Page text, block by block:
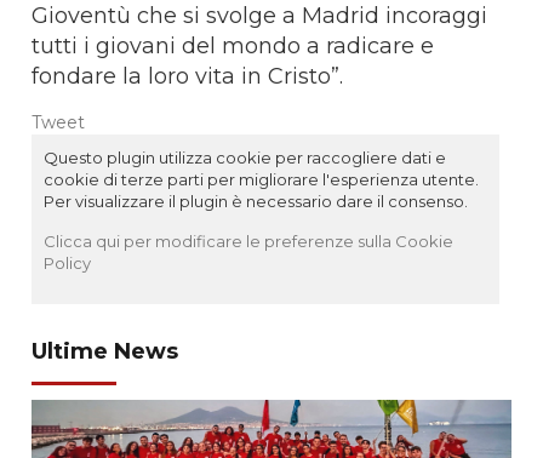
Gioventù che si svolge a Madrid incoraggi
tutti i giovani del mondo a radicare e
fondare la loro vita in Cristo”.
Tweet
Questo plugin utilizza cookie per raccogliere dati e
cookie di terze parti per migliorare l'esperienza utente.
Per visualizzare il plugin è necessario dare il consenso.
Clicca qui per modificare le preferenze sulla Cookie
Policy
Ultime News